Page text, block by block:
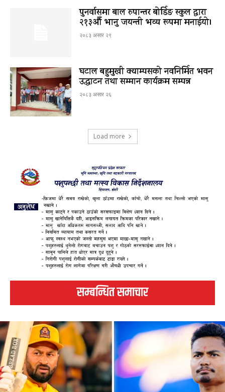
पुनर्वासमा बाल रुपान्तर बोर्डिङ स्कुल द्धारा
२१३औँ भानु जयन्ती भव्य रूपमा मनाईयो।
२०८३ असार २९
घटाल बहुमुखी क्याम्पसको नवनिर्मित भवन
उद्घाटन तथा सम्मान कार्यक्रम सम्पन्न
२०८३ असार २६
Load more
सम्बन्धित समाचार